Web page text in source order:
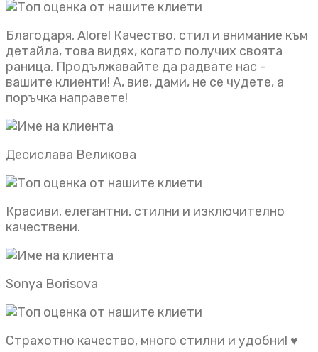
Благодаря, Alore! Качество, стил и внимание към
детайла, това видях, когато получих своята
раница. Продължавайте да радвате нас -
вашите клиенти! А, вие, дами, не се чудете, а
поръчка направете!
Десислава Великова
Красиви, елегантни, стилни и изключително
качествени.
Sonya Borisova
Страхотно качество, много стилни и удобни! ♥️